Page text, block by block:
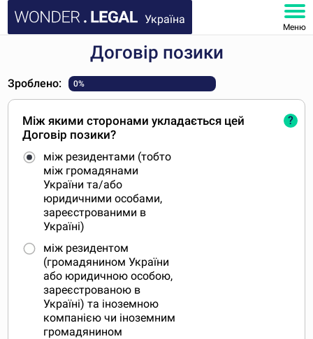
Україна
Меню
ДОКУМЕНТИ
ПОШИРЕНІ ЗАПИТАННЯ
МІЙ КАБІНЕТ
Договір позики
Зроблено: 0%
Між якими сторонами укладається цей
Договір позики?
між резидентами (тобто
між громадянами
України та/або
юридичними особами,
зареєстрованими в
Україні)
між резидентом
(громадянином України
або юридичною особою,
зареєстрованою в
Україні) та іноземною
компанією чи іноземним
громадянином
?